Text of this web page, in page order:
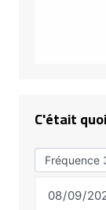
C'était